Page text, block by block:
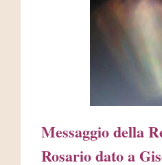
AREA RISERVATA
Messaggio della
Rosario dato a